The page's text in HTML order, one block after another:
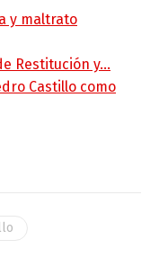
y maltrato
Restitución y…
Castillo como